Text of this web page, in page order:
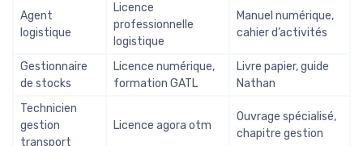
Agent
logistique
Licence
professionnelle
logistique
Manuel numérique,
cahier d’activités
Gestionnaire
de stocks
Licence numérique,
formation GATL
Livre papier, guide
Nathan
Technicien
gestion
transport
Licence agora otm
Ouvrage spécialisé,
chapitre gestion